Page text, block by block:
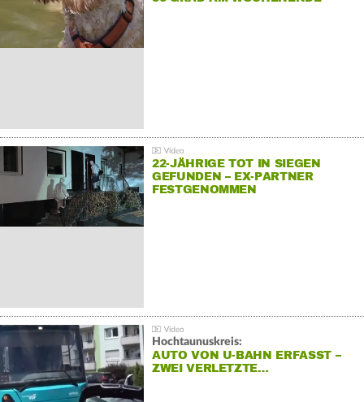
22-JÄHRIGE TOT IN SIEGEN
GEFUNDEN – EX-PARTNER
FESTGENOMMEN
Hochtaunuskreis:
AUTO VON U-BAHN ERFASST –
ZWEI VERLETZTE…